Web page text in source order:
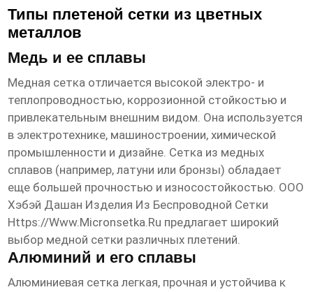
Типы плетеной сетки из цветных
металлов
Медь и ее сплавы
Медная сетка отличается высокой электро- и
теплопроводностью, коррозионной стойкостью и
привлекательным внешним видом. Она используется
в электротехнике, машиностроении, химической
промышленности и дизайне. Сетка из медных
сплавов (например, латуни или бронзы) обладает
еще большей прочностью и износостойкостью. ООО
Хэбэй Дашан Изделия Из Беспроводной Сетки
Https://www.micronsetka.ru предлагает широкий
выбор медной сетки различных плетений.
Алюминий и его сплавы
Алюминиевая сетка легкая, прочная и устойчива к